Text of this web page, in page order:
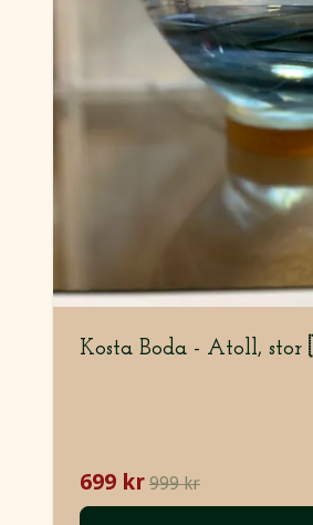
Kosta Boda - Atoll,
699 kr 999 kr